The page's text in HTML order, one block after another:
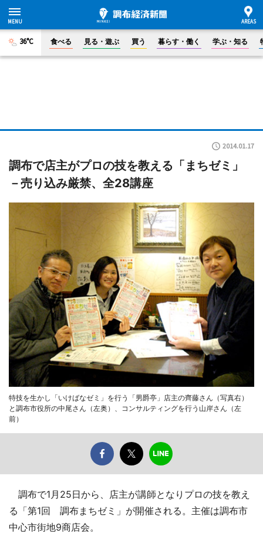
36°C 食べる 見る・遊ぶ 買う 暮らす・働く 学ぶ・知る
2014.01.17
調布で店主がプロの技を教える「まちゼミ」
－売り込み厳禁、全28講座
特技を生かし「いけばなゼミ」を行う「男爵亭」店主の齊藤さん（写真右）
と調布市役所の中尾さん（左奥）、コンサルティングを行う山岸さん（左
前）
調布で1月25日から、店主が講師となりプロの技を教え
る「第1回 調布まちゼミ」が開催される。主催は調布市
中心市街地9商店会。